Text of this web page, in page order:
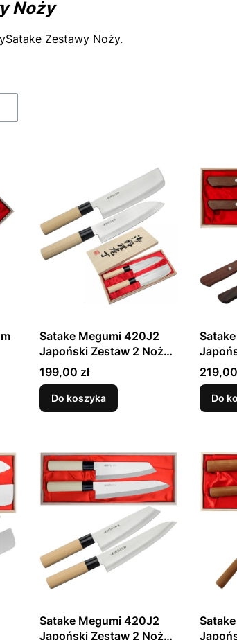
Noży
Satake Zestawy Noży.
Satake Megumi 420J2
Japoński Zestaw 2 Noży
Santoku 17cm i Nakiri
16cm w Drewnianym Etui
Cena
199,00 zł
Do koszyka
16cm
Cena
219,00
Do
Satake Megumi 420J2
Japoński Zestaw 2 Noży